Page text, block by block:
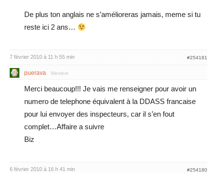
De plus ton anglais ne s’amélioreras jamais, meme si tu
reste ici 2 ans…
7 février 2010 à 11 h 55 min #254181
puerava Membre
Merci beaucoup!!! Je vais me renseigner pour avoir un
numero de telephone équivalent à la DDASS francaise
pour lui envoyer des inspecteurs, car il s’en fout
complet…Affaire a suivre
Biz
6 février 2010 à 16 h 41 min #254180